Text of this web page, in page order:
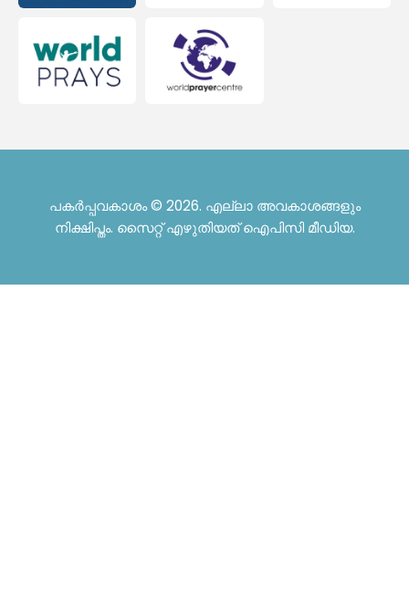
പകർപ്പവകാശം © 2026. എല്ലാ അവകാശങ്ങളും
നിക്ഷിപ്തം. സൈറ്റ് എഴുതിയത്ഐപിസി മീഡിയ.